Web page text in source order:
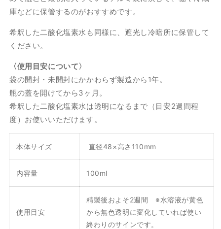
庫などに保管するのがおすすめです。
希釈した二酸化塩素水も同様に、遮光し冷暗所に保管して
ください。
〈使用目安について〉
袋の開封・未開封にかかわらず製造から1年。
瓶の蓋を開けてから3ヶ月。
希釈した二酸化塩素水は透明になるまで（目安2週間程
度）お使いいただけます。
本体サイズ 直径48×高さ110mm
内容量 100ml
使用目安
精製後およそ2週間 ※水溶液が黄色
から無色透明に変化していれば使い
終わりのサインです。